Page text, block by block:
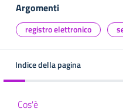
Argomenti
registro elettronico
Indice della pagina
Cos'è